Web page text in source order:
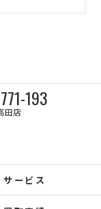
193
田店
サービス